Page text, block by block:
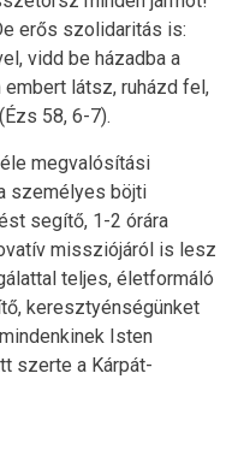
erős szolidaritás is:
vidd be házadba a
látsz, ruházd fel,
58, 6-7).
megvalósítási
személyes böjti
segítő, 1-2 órára
missziójáról is lesz
teljes, életformáló
keresztyénségünket
Isten
szerte a Kárpát-